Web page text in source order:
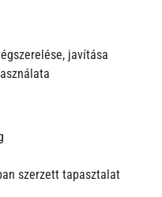
javítása
szerzett tapasztalat